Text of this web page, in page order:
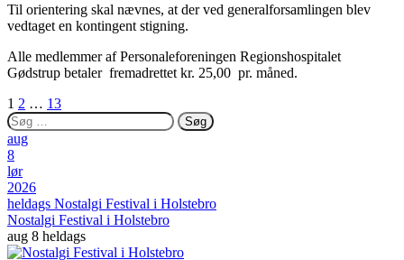
Til orientering skal nævnes, at der ved generalforsamlingen blev
vedtaget en kontingent stigning.
Alle medlemmer af Personaleforeningen Regionshospitalet
Gødstrup betaler fremadrettet kr. 25,00 pr. måned.
1 2 … 13
aug
8
lør
2026
heldags Nostalgi Festival i Holstebro
Nostalgi Festival i Holstebro
aug 8 heldags